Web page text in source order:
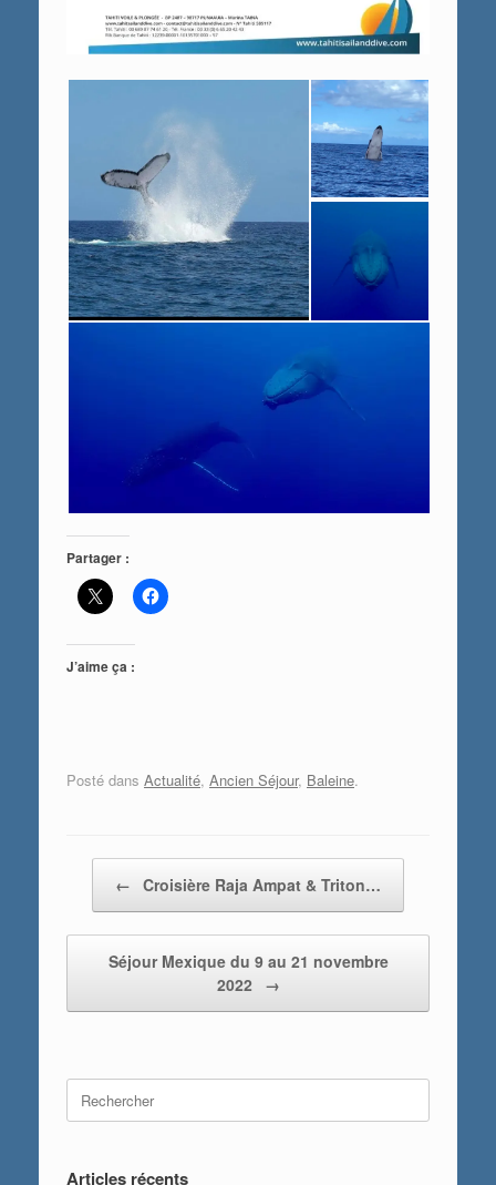
Partager :
J’aime ça :
Posté dans Actualité, Ancien Séjour, Baleine.
← Croisière Raja Ampat & Triton…
Séjour Mexique du 9 au 21 novembre
2022 →
for:
Articles récents